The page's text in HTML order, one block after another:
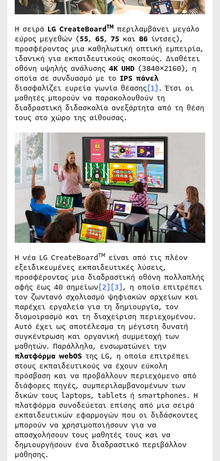
Η σειρά LG CreateBoardTM περιλαμβάνει μεγάλο
εύρος μεγεθών (55, 65, 75 και 86 ίντσες),
προσφέροντας μια καθηλωτική οπτική εμπειρία,
ιδανική για εκπαιδευτικούς σκοπούς. Διαθέτει
οθόνη υψηλής ανάλυσης 4K UHD (3840×2160), η
οποία σε συνδυασμό με το IPS πάνελ
διασφαλίζει ευρεία γωνία θέασης[1]. Έτσι οι
μαθητές μπορούν να παρακολουθούν τη
διαδραστική διδασκαλία ανεξάρτητα από τη θέση
τους στο χώρο της αίθουσας.
Η νέα LG CreateBoardTM είναι από τις πλέον
εξειδικευμένες εκπαιδευτικές λύσεις,
προσφέροντας μια διαδραστική οθόνη πολλαπλής
αφής έως 40 σημείων[2][3], η οποία επιτρέπει
τον ζωντανό σχολιασμό ψηφιακών αρχείων και
παρέχει εργαλεία για τη δημιουργία, τον
διαμοιρασμό και τη διαχείριση περιεχομένου.
Αυτό έχει ως αποτέλεσμα τη μέγιστη δυνατή
συγκέντρωση και οργανική συμμετοχή των
μαθητών. Παράλληλα, ενσωματώνει την
πλατφόρμα webOS της LG, η οποία επιτρέπει
στους εκπαιδευτικούς να έχουν εύκολη
πρόσβαση και να προβάλλουν περιεχόμενο από
διάφορες πηγές, συμπεριλαμβανομένων των
δικών τους laptops, tablets ή smartphones. Η
πλατφόρμα συνοδεύεται επίσης από μια σειρά
εκπαιδευτικών εφαρμογών που οι διδάσκοντες
μπορούν να χρησιμοποιήσουν για να
απασχολήσουν τους μαθητές τους και να
δημιουργήσουν ένα διαδραστικό περιβάλλον
μάθησης.